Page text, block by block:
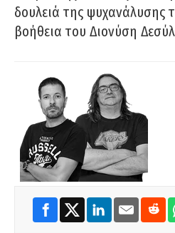
δουλειά της ψυχανάλυσης
βοήθεια του Διονύση